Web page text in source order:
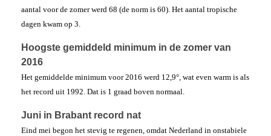
aantal voor de zomer werd 68 (de norm is 60). Het aantal tropische
dagen kwam op 3.
Hoogste gemiddeld minimum in de zomer van
2016
Het gemiddelde minimum voor 2016 werd 12,9°, wat even warm is als
het record uit 1992. Dat is 1 graad boven normaal.
Juni in Brabant record nat
Eind mei begon het stevig te regenen, omdat Nederland in onstabiele